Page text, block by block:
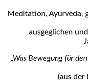
Meditation, Ayurveda,
ausgeglichen
„Was Bewegung für
(aus der